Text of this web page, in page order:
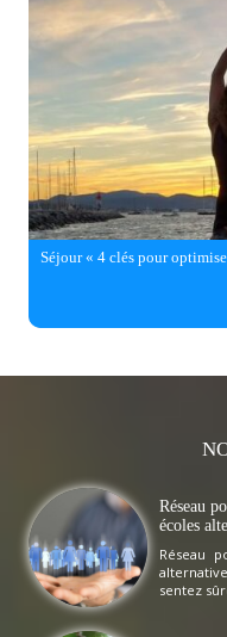
Séjour « 4 clés pour
Réseau
écoles
Réseau
sentez